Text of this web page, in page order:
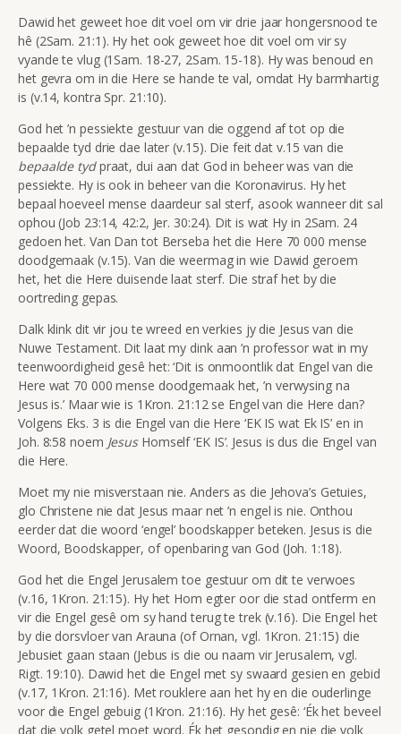
Dawid het geweet hoe dit voel om vir drie jaar hongersnood te
hê (2Sam. 21:1). Hy het ook geweet hoe dit voel om vir sy
vyande te vlug (1Sam. 18-27, 2Sam. 15-18). Hy was benoud en
het gevra om in die Here se hande te val, omdat Hy barmhartig
is (v.14, kontra Spr. 21:10).
God het ’n pessiekte gestuur van die oggend af tot op die
bepaalde tyd drie dae later (v.15). Die feit dat v.15 van die
bepaalde tydpraat, dui aan dat God in beheer was van die
pessiekte. Hy is ook in beheer van die Koronavirus. Hy het
bepaal hoeveel mense daardeur sal sterf, asook wanneer dit sal
ophou (Job 23:14, 42:2, Jer. 30:24). Dit is wat Hy in 2Sam. 24
gedoen het. Van Dan tot Berseba het die Here 70 000 mense
doodgemaak (v.15). Van die weermag in wie Dawid geroem
het, het die Here duisende laat sterf. Die straf het by die
oortreding gepas.
Dalk klink dit vir jou te wreed en verkies jy die Jesus van die
Nuwe Testament. Dit laat my dink aan ’n professor wat in my
teenwoordigheid gesê het: ‘Dit is onmoontlik dat Engel van die
Here wat 70 000 mense doodgemaak het, ’n verwysing na
Jesus is.’ Maar wie is 1Kron. 21:12 se Engel van die Here dan?
Volgens Eks. 3 is die Engel van die Here ‘EK IS wat Ek IS’ en in
Joh. 8:58 noem Jesus Homself ‘EK IS’. Jesus is dus die Engel van
die Here.
Moet my nie misverstaan nie. Anders as die Jehova’s Getuies,
glo Christene nie dat Jesus maar net ’n engel is nie. Onthou
eerder dat die woord ‘engel’ boodskapper beteken. Jesus is die
Woord, Boodskapper, of openbaring van God (Joh. 1:18).
God het die Engel Jerusalem toe gestuur om dit te verwoes
(v.16, 1Kron. 21:15). Hy het Hom egter oor die stad ontferm en
vir die Engel gesê om sy hand terug te trek (v.16). Die Engel het
by die dorsvloer van Arauna (of Ornan, vgl. 1Kron. 21:15) die
Jebusiet gaan staan (Jebus is die ou naam vir Jerusalem, vgl.
Rigt. 19:10). Dawid het die Engel met sy swaard gesien en gebid
(v.17, 1Kron. 21:16). Met rouklere aan het hy en die ouderlinge
voor die Engel gebuig (1Kron. 21:16). Hy het gesê: ‘Ék het beveel
dat die volk getel moet word. Ék het gesondig en nie die volk